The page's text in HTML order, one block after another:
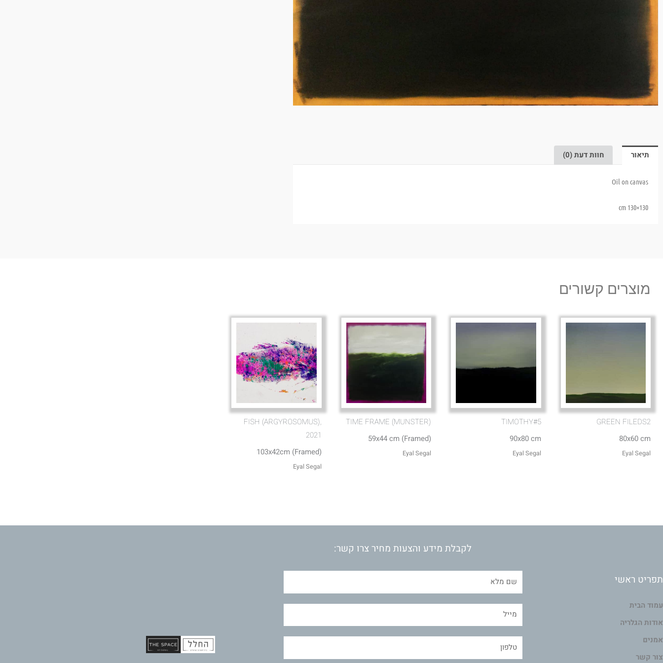
תיאור חוות דעת (0)
Oil on canvas
130×130 cm
מוצרים קשורים
GREEN FILEDS2
80x60 cm
Eyal Segal
TIMOTHY#5
90x80 cm
Eyal Segal
TIME FRAME (MUNSTER)
59x44 cm (Framed)
Eyal Segal
FISH (ARGYROSOMUS),
2021
103x42cm (Framed)
Eyal Segal
תפריט ראשי
עמוד הבית
אודות הגלריה
אמנים
צור קשר
לקבלת מידע והצעות מחיר צרו קשר: